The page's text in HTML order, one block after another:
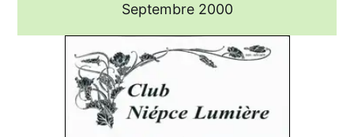
Septembre 2000